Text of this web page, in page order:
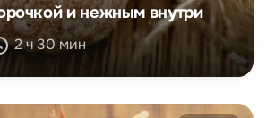
и нежным внутри
2 ч 30 мин